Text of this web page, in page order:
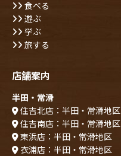
食べる
遊ぶ
学ぶ
旅する
店舗案内
半田・常滑
住吉北店：半田・常滑地区
住吉南店：半田・常滑地区
東浜店：半田・常滑地区
衣浦店：半田・常滑地区